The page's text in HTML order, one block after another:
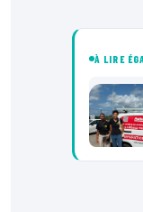
À LIRE